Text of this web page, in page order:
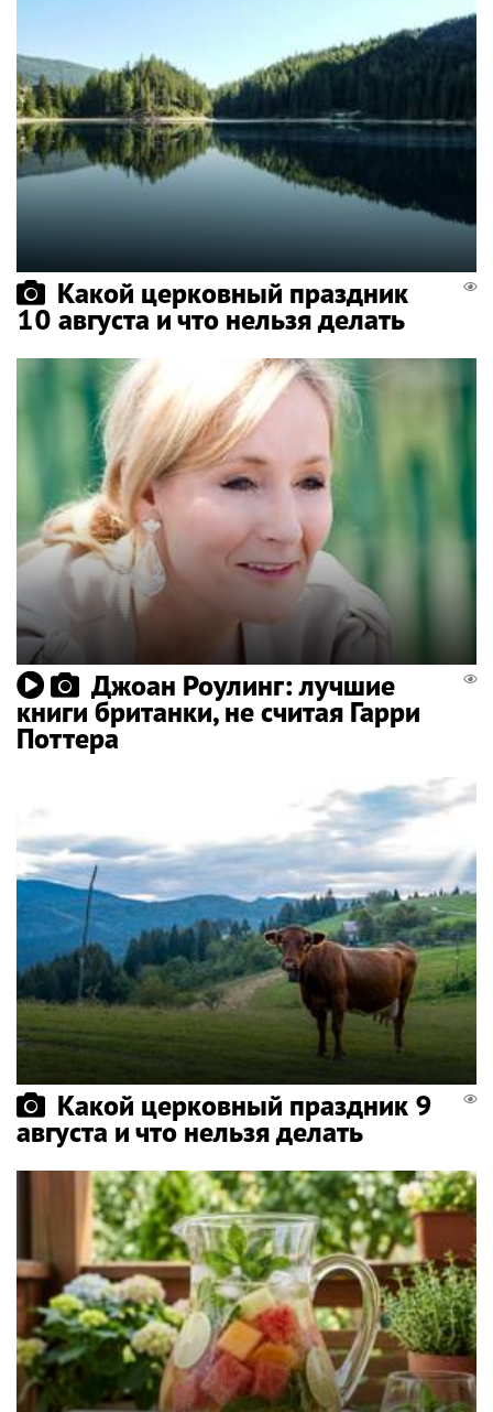
Какой церковный праздник
10 августа и что нельзя делать
Джоан Роулинг: лучшие
книги британки, не считая Гарри
Поттера
Какой церковный праздник 9
августа и что нельзя делать